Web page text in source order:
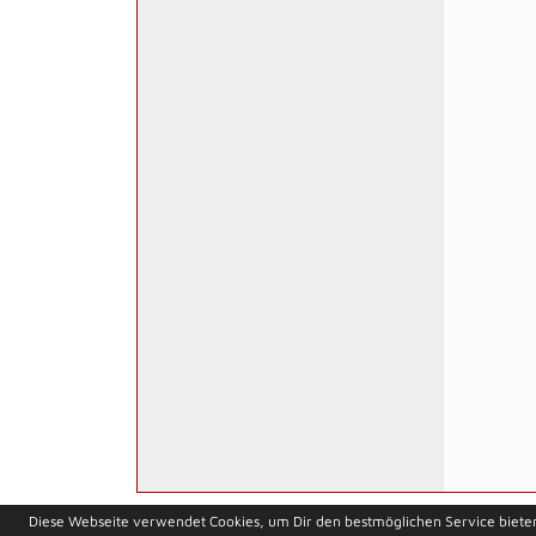
soccero.de
Diese Webseite verwendet Cookies, um Dir den bestmöglichen Service